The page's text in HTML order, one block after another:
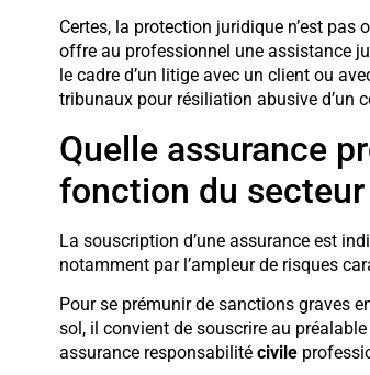
Certes, la protection juridique n’est pas
offre au professionnel une assistance
le cadre d’un litige avec un client ou
tribunaux pour résiliation abusive d’un
Quelle assurance
fonction du secteur
La souscription d’une assurance est
notamment par l’ampleur de risques
Pour se prémunir de sanctions graves
sol, il convient de souscrire au
assurance responsabilité civile